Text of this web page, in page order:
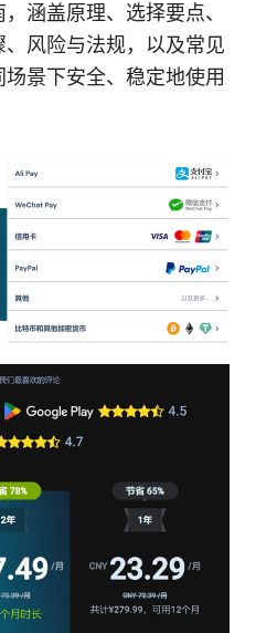
涵盖原理、选择要点、
风险与法规，以及常见
景下安全、稳定地使用